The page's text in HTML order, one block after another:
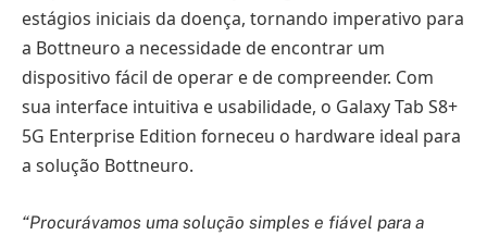
estágios iniciais da doença, tornando imperativo para
a Bottneuro a necessidade de encontrar um
dispositivo fácil de operar e de compreender. Com
sua interface intuitiva e usabilidade, o Galaxy Tab S8+
5G Enterprise Edition forneceu o hardware ideal para
a solução Bottneuro.
“Procurávamos uma solução simples e fiável para a